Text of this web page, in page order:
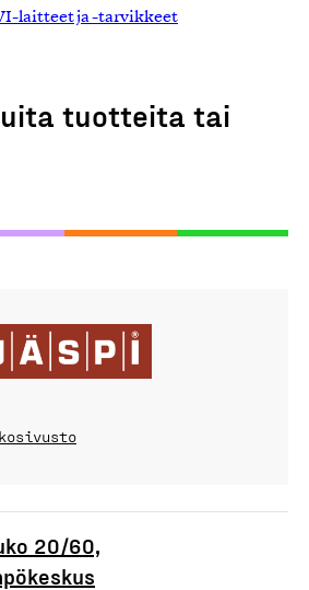
laitteet ja -tarvikkeet
tuotteita tai
20/60,